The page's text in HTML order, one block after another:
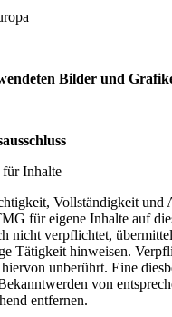
Bilder und
Inhalte
Vollständigkeit
für eigene Inhalte auf
verpflichtet,
Tätigkeit hinweisen.
unberührt. Eine
von
entfernen.